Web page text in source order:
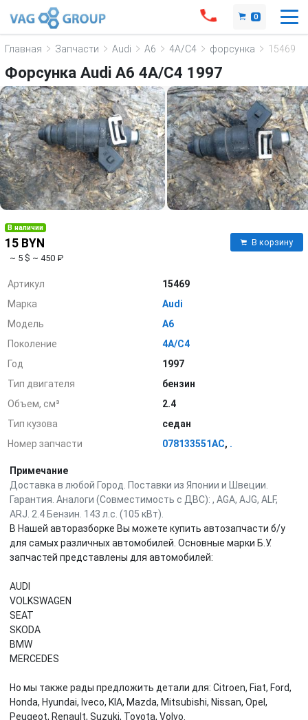
0
Главная Запчасти Audi A6 4A/C4 форсунка 15469
Форсунка Audi A6 4A/C4 1997
В наличии
15 BYN
~ 5 $ ~ 450 ₽
В корзину
Артикул
15469
Марка
Audi
Модель
A6
Поколение
4A/C4
Год
1997
Тип двигателя
бензин
Объем, см³
2.4
Тип кузова
седан
Номер запчасти
078133551AC, .
Примечание
Доставка в любой Город. Поставки из Японии и Швеции.
Гарантия. Аналоги (Совместимость с ДВС): , AGA, AJG, ALF,
ARJ. 2.4 Бензин. 143 л.с. (105 кВт).
В Нашей авторазборке Вы можете купить автозапчасти б/у
для самых различных автомобилей. Основные марки Б.У.
запчастей представлены для автомобилей:
AUDI
VOLKSWAGEN
SEAT
SKODA
BMW
MERCEDES
Но мы также рады предложить детали для: Citroen, Fiat, Ford,
Honda, Hyundai, Iveco, KIA, Mazda, Mitsubishi, Nissan, Opel,
Peugeot, Renault, Suzuki, Toyota, Volvo.